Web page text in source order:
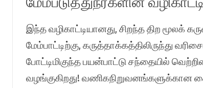
இந்த வழிகாட்டியானது, சிறந்த திற மூலக்
மேம்பாட்டிற்கு, கருத்தாக்கத்திலிருந்து
போட்டிமிகுந்த பயன்பாட்டு சந்தையில்
வழங்குகிறது! வணிகநிறுவனங்களுக்கான